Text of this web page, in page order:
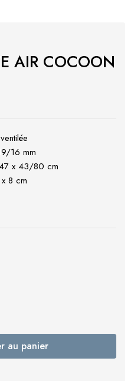
AIR COCOON
16 mm
x 43/80 cm
8 cm
au panier